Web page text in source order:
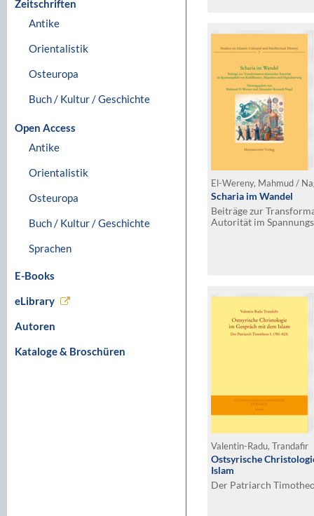
Zeitschriften
Antike
Orientalistik
Osteuropa
Buch / Kultur / Geschichte
Open Access
Antike
Orientalistik
Osteuropa
Buch / Kultur / Geschichte
Sprachen
E-Books
eLibrary
Autoren
Kataloge & Broschüren
Scharia im Wandel
Beiträge zur
Autorität im
Valentin-Radu, Trandafir
Ostsyrische
Islam
Der Patriarch